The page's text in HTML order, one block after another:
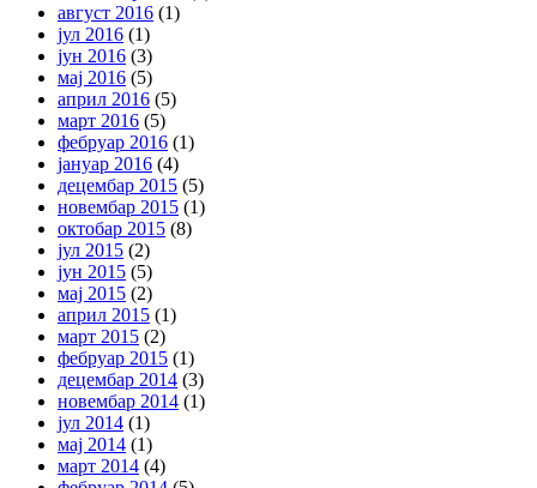
август 2016 (1)
јул 2016 (1)
јун 2016 (3)
мај 2016 (5)
април 2016 (5)
март 2016 (5)
фебруар 2016 (1)
јануар 2016 (4)
децембар 2015 (5)
новембар 2015 (1)
октобар 2015 (8)
јул 2015 (2)
јун 2015 (5)
мај 2015 (2)
април 2015 (1)
март 2015 (2)
фебруар 2015 (1)
децембар 2014 (3)
новембар 2014 (1)
јул 2014 (1)
мај 2014 (1)
март 2014 (4)